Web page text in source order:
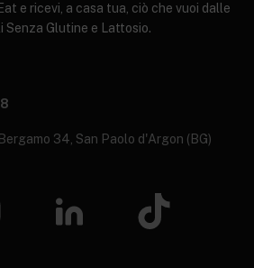
e ricevi, a casa tua, ciò che vuoi dalle
Glutine e Lattosio.
34, San Paolo d'Argon (BG)